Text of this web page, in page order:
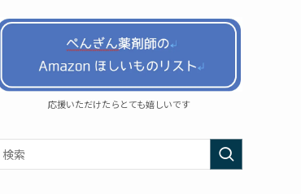
応援いただけたらとても嬉しいです